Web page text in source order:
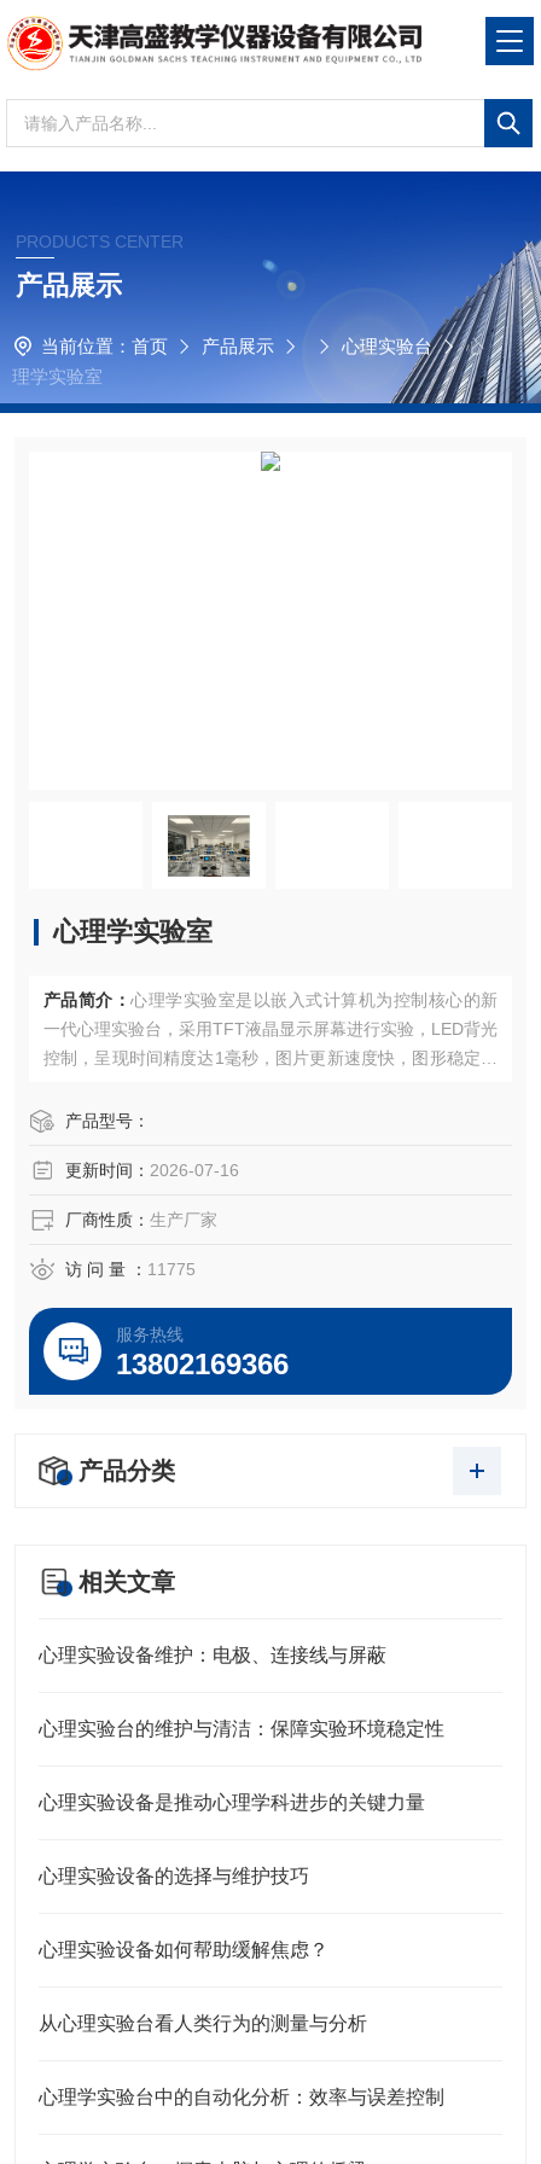
PRODUCTS CENTER
产品展示
当前位置： 首页 产品展示 心理实验台
心
理学实验室
心理学实验室
产品简介： 心理学实验室是以嵌入式计算机为控制核心的新
一代心理实验台，采用TFT液晶显示屏幕进行实验，LED背光
控制，呈现时间精度达1毫秒，图片更新速度快，图形稳定性
心理实验其计时不精确的缺点。
产品型号：
更新时间： 2026-07-16
厂商性质： 生产厂家
访 问 量 ： 11775
服务热线
13802169366
产品分类
相关文章
心理实验设备维护：电极、连接线与屏蔽
心理实验台的维护与清洁：保障实验环境稳定性
心理实验设备是推动心理学科进步的关键力量
心理实验设备的选择与维护技巧
心理实验设备如何帮助缓解焦虑？
从心理实验台看人类行为的测量与分析
心理学实验台中的自动化分析：效率与误差控制